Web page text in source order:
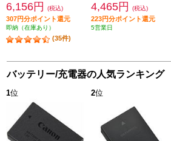
6,156円 (税込)
307円分ポイント還元
即納（在庫あり）
(35件)
4,465円 (税込)
223円分ポイント還元
5営業日
バッテリー/充電器の人気ランキング
1位 2位